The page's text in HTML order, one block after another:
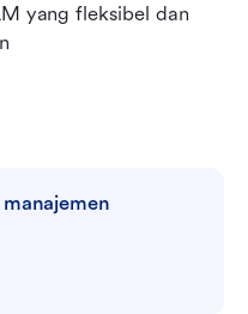
yang fleksibel dan